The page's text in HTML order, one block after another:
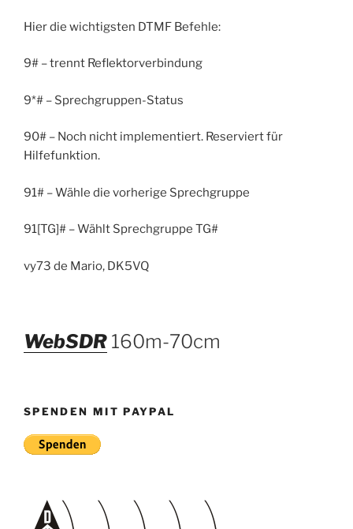
Hier die wichtigsten DTMF Befehle:
9# – trennt Reflektorverbindung
9*# – Sprechgruppen-Status
90# – Noch nicht implementiert. Reserviert für
Hilfefunktion.
91# – Wähle die vorherige Sprechgruppe
91[TG]# – Wählt Sprechgruppe TG#
vy73 de Mario, DK5VQ
WebSDR 160m-70cm
SPENDEN MIT PAYPAL